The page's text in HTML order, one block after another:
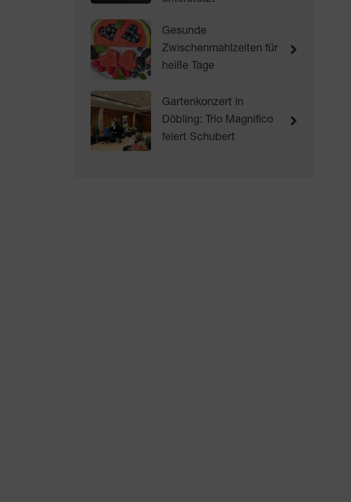
Gesunde
Zwischenmahlzeiten für
heiße Tage
Gartenkonzert in
Döbling: Trio Magnifico
feiert Schubert